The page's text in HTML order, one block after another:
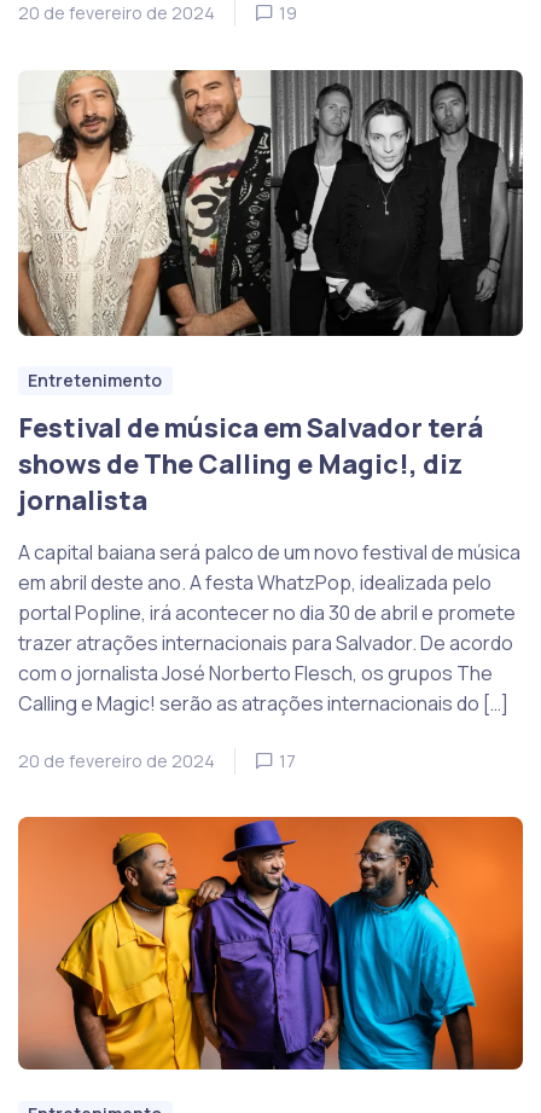
20 de fevereiro de 2024 19
Entretenimento
Festival de música em Salvador terá
shows de The Calling e Magic!, diz
jornalista
A capital baiana será palco de um novo festival de música
em abril deste ano. A festa WhatzPop, idealizada pelo
portal Popline, irá acontecer no dia 30 de abril e promete
trazer atrações internacionais para Salvador. De acordo
com o jornalista José Norberto Flesch, os grupos The
Calling e Magic! serão as atrações internacionais do […]
20 de fevereiro de 2024 17